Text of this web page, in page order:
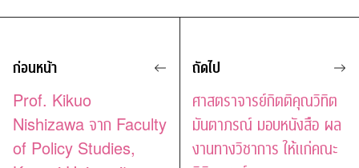
ก่อนหน้า
Prof. Kikuo
Nishizawa จาก Faculty
of Policy Studies,
ถัดไป
ศาสตราจารย์กิตติคุณวิทิต
มันตาภรณ์ มอบหนังสือ ผล
งานทางวิชาการ ให้แก่คณะ